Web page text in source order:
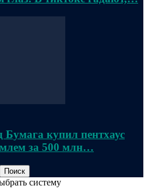
Бумага купил пентхаус
за 500 млн…
систему